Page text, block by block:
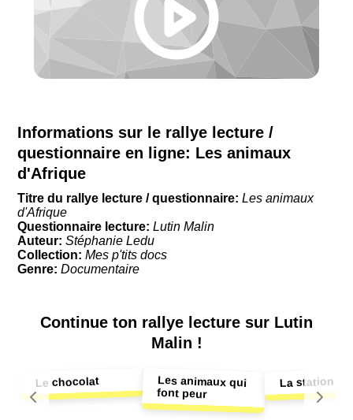
Informations sur le rallye lecture /
questionnaire en ligne: Les animaux
d'Afrique
Titre du rallye lecture / questionnaire:Les animaux
d'Afrique
Questionnaire lecture:Lutin Malin
Auteur:Stéphanie Ledu
Collection:Mes p'tits docs
Genre:Documentaire
Continue ton rallye lecture sur Lutin
Malin !
Le chocolat Les animaux qui
font peur
La station